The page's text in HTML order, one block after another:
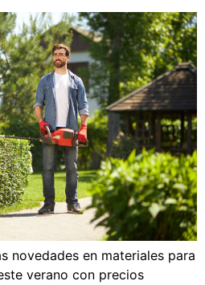
novedades en materiales para
verano con precios